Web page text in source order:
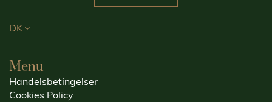
DK
Menu
Handelsbetingelser
Cookies Policy